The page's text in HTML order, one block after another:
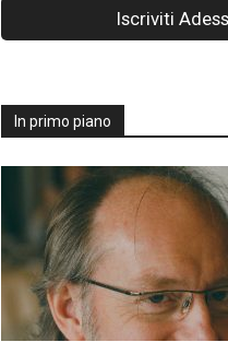
In primo piano